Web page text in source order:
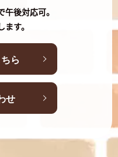
後対応可。
す。
ら
せ